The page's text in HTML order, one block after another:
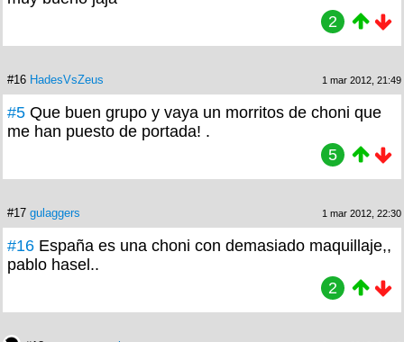
#15trollencio97 1 mar 2012, 21:16
muy bueno jaja
2
#16 HadesVsZeus 1 mar 2012, 21:49
#5Que buen grupo y vaya un morritos de choni que
me han puesto de portada! .
5